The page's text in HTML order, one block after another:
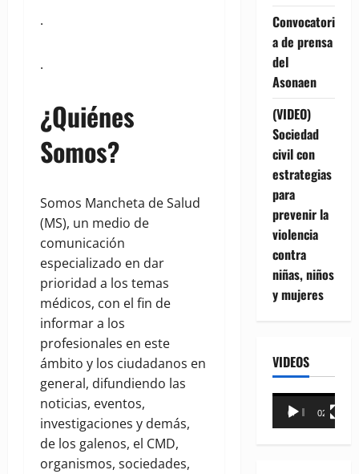
.
.
¿Quiénes
Somos?
Somos Mancheta de Salud
(MS), un medio de
comunicación
especializado en dar
prioridad a los temas
médicos, con el fin de
informar a los
profesionales en este
ámbito y los ciudadanos en
general, difundiendo las
noticias, eventos,
investigaciones y demás,
de los galenos, el CMD,
organismos, sociedades,
Convocatori
a de prensa
del
Asonaen
(VIDEO)
Sociedad
civil con
estrategias
para
prevenir la
violencia
contra
niñas, niños
y mujeres
VIDEOS
Reproductor
00:00 02:18